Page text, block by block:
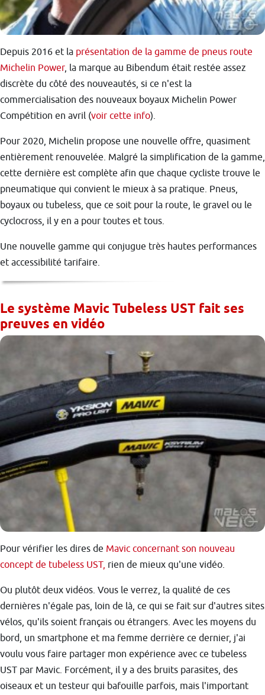
Depuis 2016 et la présentation de la gamme de pneus route
Michelin Power, la marque au Bibendum était restée assez
discrète du côté des nouveautés, si ce n'est la
commercialisation des nouveaux boyaux Michelin Power
Compétition en avril (voir cette info).
Pour 2020, Michelin propose une nouvelle offre, quasiment
entièrement renouvelée. Malgré la simplification de la gamme,
cette dernière est complète afin que chaque cycliste trouve le
pneumatique qui convient le mieux à sa pratique. Pneus,
boyaux ou tubeless, que ce soit pour la route, le gravel ou le
cyclocross, il y en a pour toutes et tous.
Une nouvelle gamme qui conjugue très hautes performances
et accessibilité tarifaire.
Le système Mavic Tubeless UST fait ses
preuves en vidéo
Pour vérifier les dires de Mavic concernant son nouveau
concept de tubeless UST, rien de mieux qu'une vidéo.
Ou plutôt deux vidéos. Vous le verrez, la qualité de ces
dernières n'égale pas, loin de là, ce qui se fait sur d'autres sites
vélos, qu'ils soient français ou étrangers. Avec les moyens du
bord, un smartphone et ma femme derrière ce dernier, j'ai
voulu vous faire partager mon expérience avec ce tubeless
UST par Mavic. Forcément, il y a des bruits parasites, des
oiseaux et un testeur qui bafouille parfois, mais l'important